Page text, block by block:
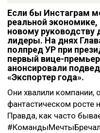
Если бы Инстаграм
реальной
новому руководству
лидеры. На днях
полпред УР при
первый вице-
анонсировали
«Экспортер года».
Они хвалили компании,
фантастическом росте
Правда, как часто